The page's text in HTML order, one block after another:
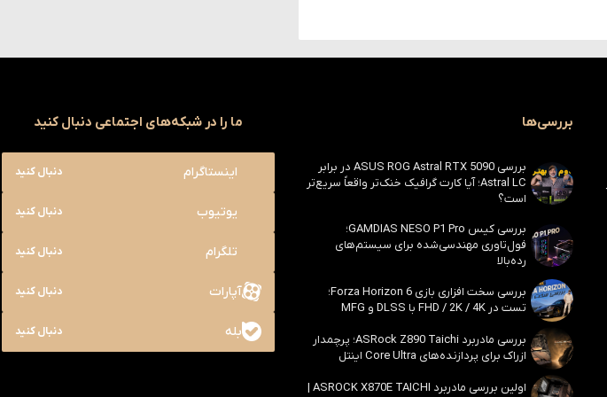
بررسی‌ها
بررسی ASUS ROG Astral RTX 5090 در برابر
Astral LC؛ آیا کارت گرافیک خنک‌تر واقعاً سریع‌تر
است؟
بررسی کیس GAMDIAS NESO P1 Pro؛
فول‌تاوری مهندسی‌شده برای سیستم‌های
رده‌بالا
بررسی سخت افزاری بازی Forza Horizon 6؛
تست در FHD / 2K / 4K با DLSS و MFG
بررسی مادربرد ASRock Z890 Taichi؛ پرچمدار
ازراک برای پردازنده‌های Core Ultra اینتل
اولین بررسی مادربرد ASROCK X870E TAICHI |
ما را در شبکه‌های اجتماعی دنبال کنید
اینستاگرام دنبال کنید
یوتیوب دنبال کنید
تلگرام دنبال کنید
آپارات دنبال کنید
بله دنبال کنید